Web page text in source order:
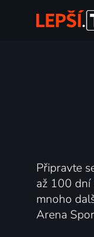
Připravte
až 100 dní
mnoho
Arena